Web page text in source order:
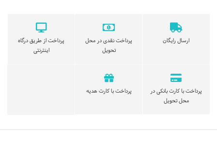
ارسال رایگان
پرداخت نقدی در محل
تحویل
پرداخت از طریق درگاه
اینترنتی
پرداخت با کارت بانکی در
محل تحویل
پرداخت با کارت هدیه